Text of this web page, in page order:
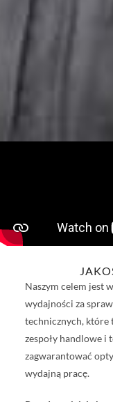
Naszym celem jest
wydajności za
technicznych, które
zespoły handlowe i
zagwarantować
wydajną pracę.